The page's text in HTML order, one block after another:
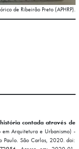
de Ribeirão Preto (APHRP).
contada através de
Arquitetura e Urbanismo) -
Paulo. São Carlos, 2020. doi: